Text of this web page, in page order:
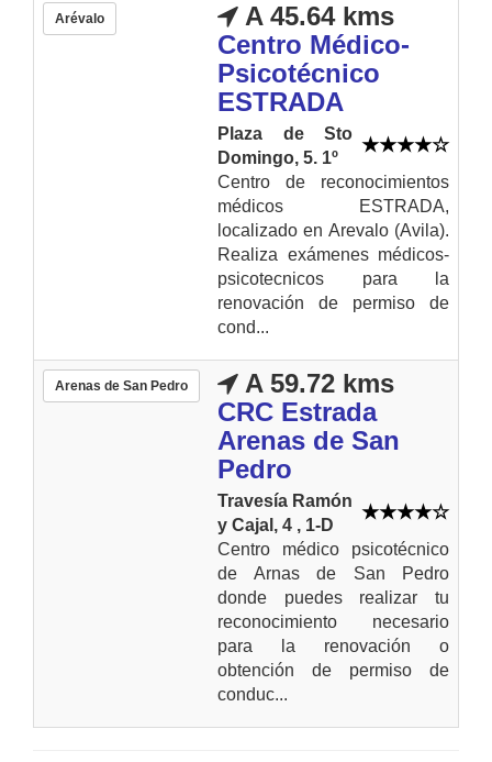
Arévalo
A 45.64 kms
Centro Médico-
Psicotécnico
ESTRADA
Plaza de Sto
Domingo, 5. 1º
Centro de reconocimientos
médicos ESTRADA,
localizado en Arevalo (Avila).
Realiza exámenes médicos-
psicotecnicos para la
renovación de permiso de
cond...
Arenas de San Pedro
A 59.72 kms
CRC Estrada
Arenas de San
Pedro
Travesía Ramón
y Cajal, 4 , 1-D
Centro médico psicotécnico
de Arnas de San Pedro
donde puedes realizar tu
reconocimiento necesario
para la renovación o
obtención de permiso de
conduc...